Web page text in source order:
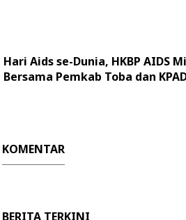
Hari Aids se-Dunia, HKBP AIDS
Bersama Pemkab Toba dan
KOMENTAR
BERITA TERKINI